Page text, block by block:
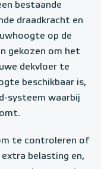
bestaande
draadkracht en
op de
gekozen om het
dekvloer te
beschikbaar is,
systeem waarbij
te controleren of
belasting en,